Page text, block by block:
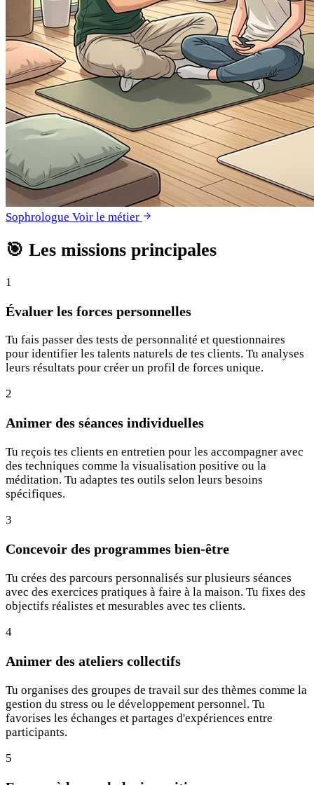
Sophrologue Voir le métier
🎯 Les missions principales
1
Évaluer les forces personnelles
Tu fais passer des tests de personnalité et questionnaires
pour identifier les talents naturels de tes clients. Tu analyses
leurs résultats pour créer un profil de forces unique.
2
Animer des séances individuelles
Tu reçois tes clients en entretien pour les accompagner avec
des techniques comme la visualisation positive ou la
méditation. Tu adaptes tes outils selon leurs besoins
spécifiques.
3
Concevoir des programmes bien-être
Tu crées des parcours personnalisés sur plusieurs séances
avec des exercices pratiques à faire à la maison. Tu fixes des
objectifs réalistes et mesurables avec tes clients.
4
Animer des ateliers collectifs
Tu organises des groupes de travail sur des thèmes comme la
gestion du stress ou le développement personnel. Tu
favorises les échanges et partages d'expériences entre
participants.
5